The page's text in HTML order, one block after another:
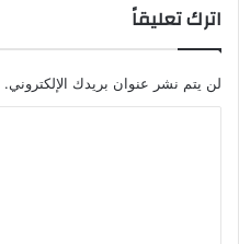
اترك تعليقاً
لن يتم نشر عنوان بريدك الإلكتروني.